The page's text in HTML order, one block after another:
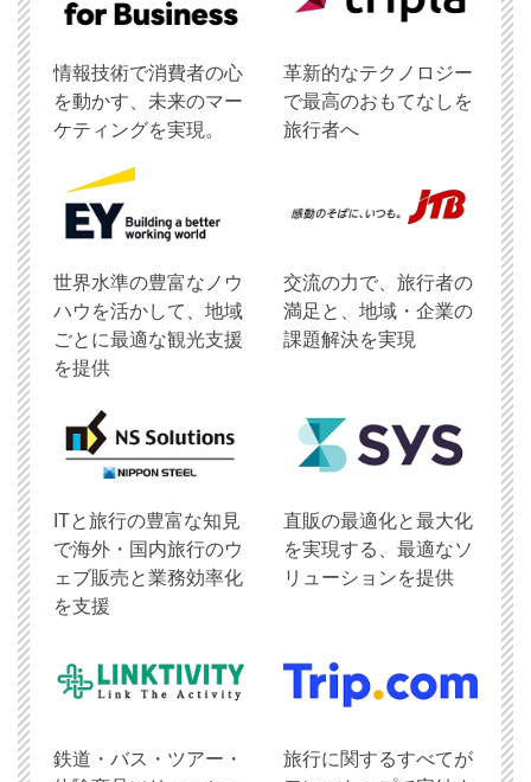
情報技術で消費者の心
を動かす、未来のマー
ケティングを実現。
革新的なテクノロジー
で最高のおもてなしを
旅行者へ
世界水準の豊富なノウ
ハウを活かして、地域
ごとに最適な観光支援
を提供
交流の力で、旅行者の
満足と、地域・企業の
課題解決を実現
ITと旅行の豊富な知見
で海外・国内旅行のウ
ェブ販売と業務効率化
を支援
直販の最適化と最大化
を実現する、最適なソ
リューションを提供
鉄道・バス・ツアー・
旅行に関するすべてが